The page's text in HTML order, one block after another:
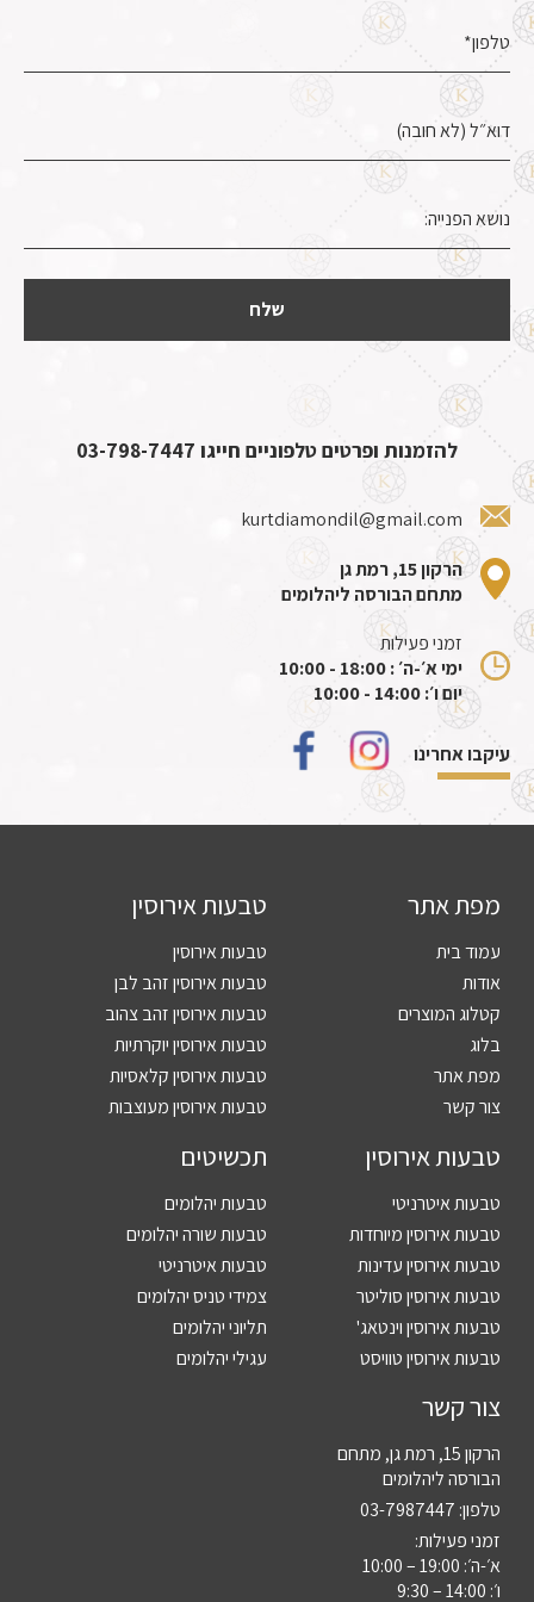
להזמנות ופרטים טלפוניים חייגו 03-798-7447
kurtdiamondil@gmail.com
הרקון 15, רמת גן
מתחם הבורסה ליהלומים
זמני פעילות
ימי א׳-ה׳ : 18:00 - 10:00
יום ו׳: 14:00 - 10:00
עיקבו אחרינו
מפת אתר
עמוד בית
אודות
קטלוג המוצרים
בלוג
מפת אתר
צור קשר
טבעות אירוסין
טבעות אירוסין
טבעות אירוסין זהב לבן
טבעות אירוסין זהב צהוב
טבעות אירוסין יוקרתיות
טבעות אירוסין קלאסיות
טבעות אירוסין מעוצבות
טבעות אירוסין
טבעות איטרניטי
טבעות אירוסין מיוחדות
טבעות אירוסין עדינות
טבעות אירוסין סוליטר
טבעות אירוסין וינטאג'
טבעות אירוסין טוויסט
תכשיטים
טבעות יהלומים
טבעות שורה יהלומים
טבעות איטרניטי
צמידי טניס יהלומים
תליוני יהלומים
עגילי יהלומים
צור קשר
הרקון 15, רמת גן, מתחם
הבורסה ליהלומים
טלפון: 03-7987447
זמני פעילות:
א׳-ה׳: 19:00 – 10:00
ו׳: 14:00 – 9:30